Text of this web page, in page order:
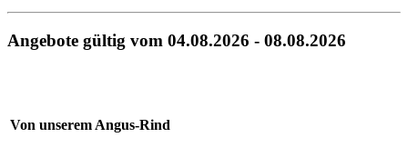
Angebote gültig vom 04.08.2026 - 08.08.2026
Von unserem Angus-Rind